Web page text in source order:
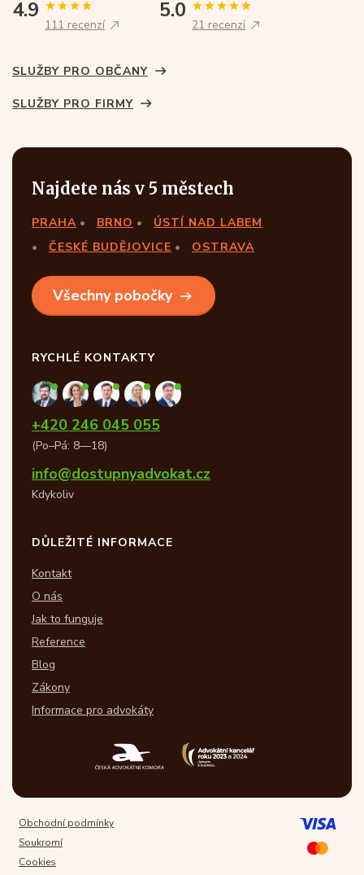
4.9
111 recenzí
5.0
21 recenzí
SLUŽBY PRO OBČANY
SLUŽBY PRO FIRMY
Najdete nás v 5 městech
PRAHA BRNO
ÚSTÍ NAD LABEM
ČESKÉ BUDĚJOVICE
OSTRAVA
Všechny pobočky
RYCHLÉ KONTAKTY
+420 246 045 055
(Po–Pá: 8—18)
info@dostupnyadvokat.cz
Kdykoliv
DŮLEŽITÉ INFORMACE
Kontakt
O nás
Jak to funguje
Reference
Blog
Zákony
Informace pro advokáty
Obchodní podmínky
Soukromí
Cookies